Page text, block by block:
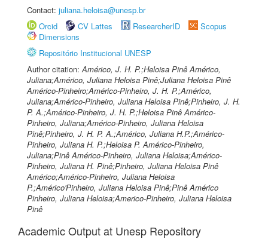
Contact: juliana.heloisa@unesp.br
Orcid
CV Lattes ResearcherID
Scopus
Dimensions
Repositório Institucional UNESP
Author citation:Américo, J. H. P.;Heloisa Pinê Américo,
Juliana;Américo, Juliana Heloisa Pinê;Juliana Heloisa Pinê
Américo-Pinheiro;Américo-Pinheiro, J. H. P.;Américo,
Juliana;Américo-Pinheiro, Juliana Heloisa Pinê;Pinheiro, J. H.
P. A.;Américo-Pinheiro, J. H. P.;Heloisa Pinê Américo-
Pinheiro, Juliana;Américo-Pinheiro, Juliana Heloisa
Pinê;Pinheiro, J. H. P. A.;Américo, Juliana H.P.;Américo-
Pinheiro, Juliana H. P.;Heloisa P. Américo-Pinheiro,
Juliana;Pinê Américo-Pinheiro, Juliana Heloisa;Américo-
Pinheiro, Juliana H. Pinê;Pinheiro, Juliana Heloisa Pinê
Américo;Américo-Pinheiro, Juliana Heloisa
P.;Américo'Pinheiro, Juliana Heloisa Pinê;Pinê Américo
Pinheiro, Juliana Heloisa;Americo-Pinheiro, Juliana Heloisa
Pinê
Academic Output at Unesp Repository